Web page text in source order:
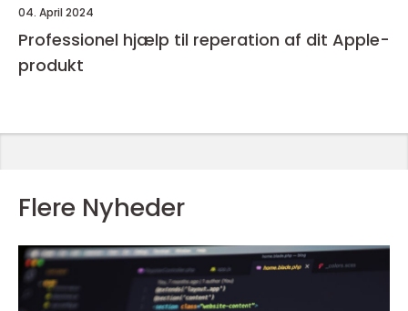
04. April 2024
Professionel hjælp til reperation af dit Apple-
produkt
Flere Nyheder